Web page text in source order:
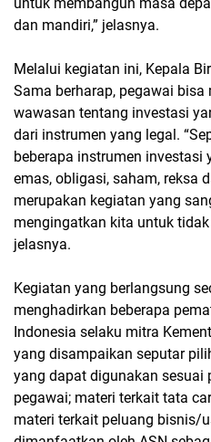
untuk membangun masa
dan mandiri,” jelasnya.
Melalui kegiatan ini, Kepala
Sama berharap, pegawai
wawasan tentang investasi
dari instrumen yang legal.
beberapa instrumen investasi
emas, obligasi, saham, reksa
merupakan kegiatan yang
mengingatkan kita untuk
jelasnya.
Kegiatan yang berlangsung
menghadirkan beberapa
Indonesia selaku mitra
yang disampaikan seputar
yang dapat digunakan sesuai
pegawai; materi terkait tata
materi terkait peluang bisnis/